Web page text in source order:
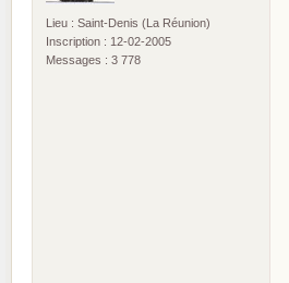
Lieu : Saint-Denis (La Réunion)
Inscription : 12-02-2005
Messages : 3 778